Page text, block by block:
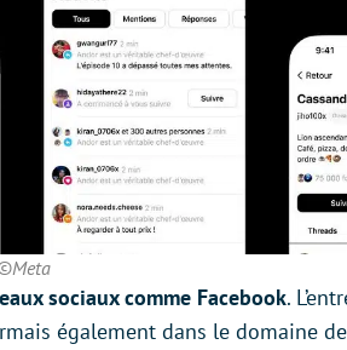
sociaux comme Facebook.
également dans le domaine